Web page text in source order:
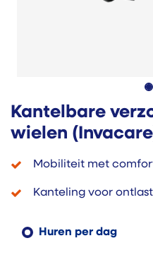
Kantelbare
wielen
Mobiliteit met
Kanteling voor
Huren per dag